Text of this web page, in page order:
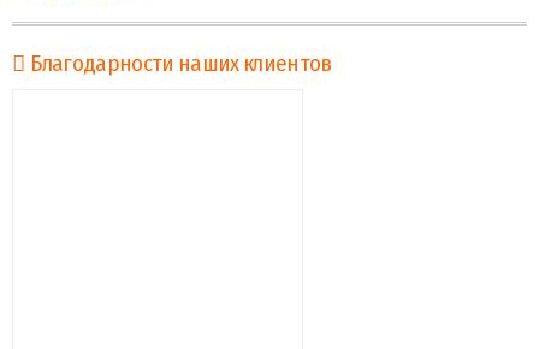
Благодарности наших клиентов